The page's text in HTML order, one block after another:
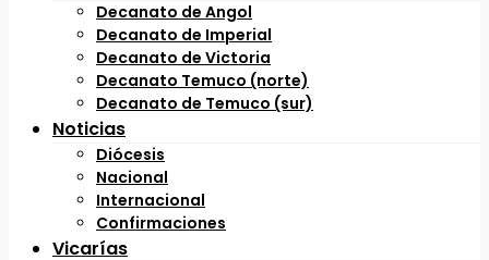
Decanato de Angol
Decanato de Imperial
Decanato de Victoria
Decanato Temuco (norte)
Decanato de Temuco (sur)
Noticias
Diócesis
Nacional
Internacional
Confirmaciones
Vicarías